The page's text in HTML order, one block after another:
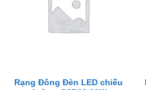
Rạng Đông Đèn LED chiếu